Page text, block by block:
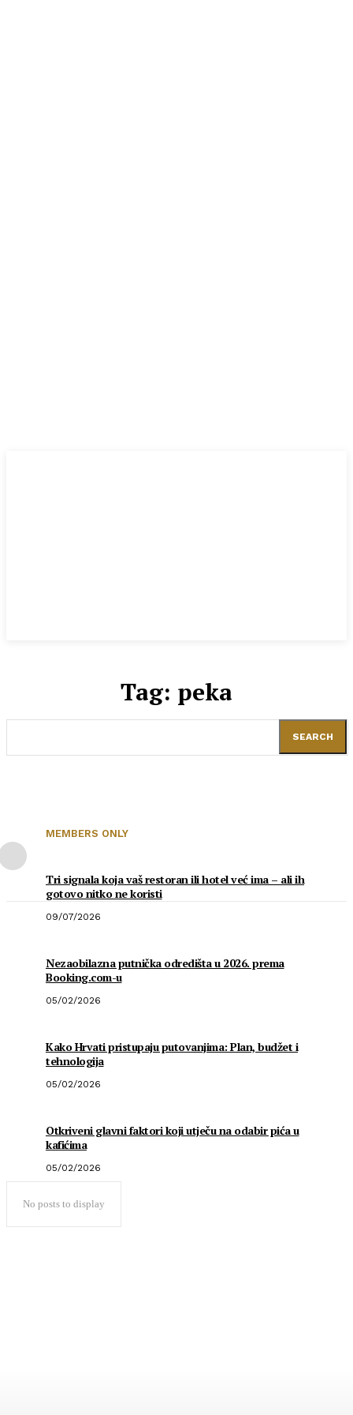
Tag: peka
SEARCH
MEMBERS ONLY
Tri signala koja vaš restoran ili hotel već ima – ali ih
gotovo nitko ne koristi
09/07/2026
Nezaobilazna putnička odredišta u 2026. prema
Booking.com-u
05/02/2026
Kako Hrvati pristupaju putovanjima: Plan, budžet i
tehnologija
05/02/2026
Otkriveni glavni faktori koji utječu na odabir pića u
kafićima
05/02/2026
No posts to display